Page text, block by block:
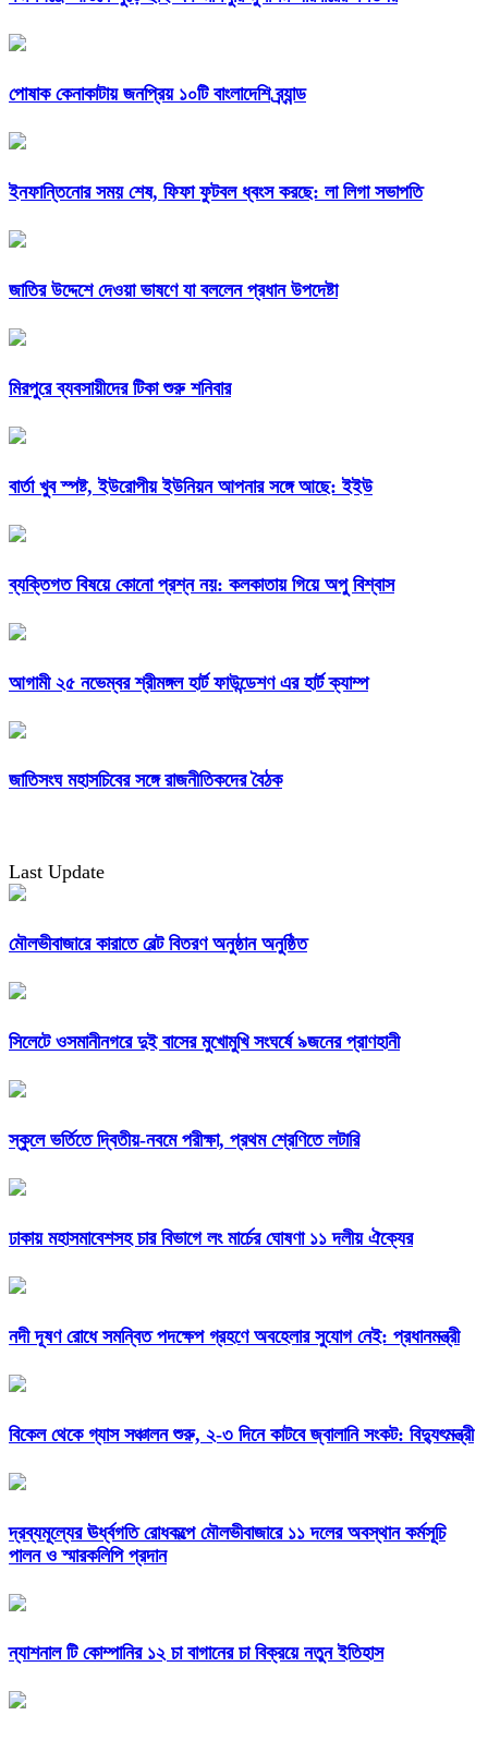
পোষাক কেনাকাটায় জনপ্রিয় ১০টি বাংলাদেশি ব্র্যান্ড
ইনফান্তিনোর সময় শেষ, ফিফা ফুটবল ধ্বংস করছে: লা লিগা সভাপতি
জাতির উদ্দেশে দেওয়া ভাষণে যা বললেন প্রধান উপদেষ্টা
মিরপুরে ব্যবসায়ীদের টিকা শুরু শনিবার
বার্তা খুব স্পষ্ট, ইউরোপীয় ইউনিয়ন আপনার সঙ্গে আছে: ইইউ
ব্যক্তিগত বিষয়ে কোনো প্রশ্ন নয়: কলকাতায় গিয়ে অপু বিশ্বাস
আগামী ২৫ নভেম্বর শ্রীমঙ্গল হার্ট ফাউন্ডেশণ এর হার্ট ক্যাম্প
জাতিসংঘ মহাসচিবের সঙ্গে রাজনীতিকদের বৈঠক
Last Update
মৌলভীবাজারে কারাতে বেল্ট বিতরণ অনুষ্ঠান অনুষ্ঠিত
সিলেটে ওসমানীনগরে দুই বাসের মুখোমুখি সংঘর্ষে ৯জনের প্রাণহানী
স্কুলে ভর্তিতে দ্বিতীয়-নবমে পরীক্ষা, প্রথম শ্রেণিতে লটারি
ঢাকায় মহাসমাবেশসহ চার বিভাগে লং মার্চের ঘোষণা ১১ দলীয় ঐক্যের
নদী দূষণ রোধে সমন্বিত পদক্ষেপ গ্রহণে অবহেলার সুযোগ নেই: প্রধানমন্ত্রী
বিকেল থেকে গ্যাস সঞ্চালন শুরু, ২-৩ দিনে কাটবে জ্বালানি সংকট: বিদ্যুৎমন্ত্রী
দ্রব্যমূল্যের ঊর্ধ্বগতি রোধকল্পে মৌলভীবাজারে ১১ দলের অবস্থান কর্মসূচি
পালন ও স্মারকলিপি প্রদান
ন্যাশনাল টি কোম্পানির ১২ চা বাগানের চা বিক্রয়ে নতুন ইতিহাস